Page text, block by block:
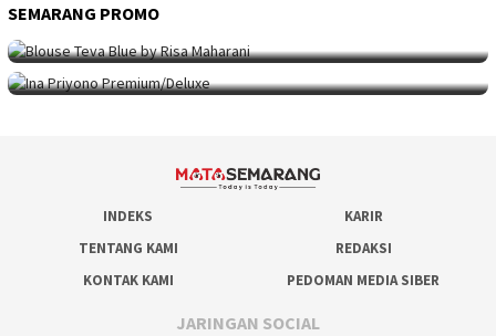
SEMARANG PROMO
SEMARANG PROMO 9 Mei 2026
SEMARANG PROMO 5 Mei 2026
Intip Koleksi Ina Priyono, Jenama Fesyen…
INDEKS
KARIR
TENTANG KAMI
REDAKSI
KONTAK KAMI
PEDOMAN MEDIA SIBER
JARINGAN SOCIAL